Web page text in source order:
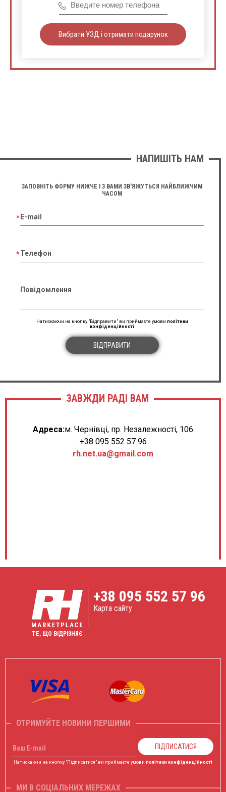
Вибрати УЗД і отримати подарунок
НАПИШІТЬ НАМ
ЗАПОВНІТЬ ФОРМУ НИЖЧЕ І З ВАМИ ЗВ'ЯЖУТЬСЯ НАЙБЛИЖЧИМ
ЧАСОМ
E-mail
Телефон
Повідомлення
Натискаючи на кнопку "Відправити" ви приймаєте умови політики
конфіденційності
ВІДПРАВИТИ
ЗАВЖДИ РАДІ ВАМ
Адреса:м. Чернівці, пр. Незалежності, 106
+38 095 552 57 96
rh.net.ua@gmail.com
ТЕ, ЩО ВІДРІЗНЯЄ
+38 095 552 57 96
Карта сайту
ОТРИМУЙТЕ НОВИНИ ПЕРШИМИ
Ваш E-mail ПІДПИСАТИСЯ
Натискаючи на кнопку "Підписатися" ви приймаєте умови політики конфіденційності
МИ В СОЦІАЛЬНИХ МЕРЕЖАХ